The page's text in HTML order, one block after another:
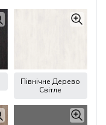
Північне Дерево
Світле